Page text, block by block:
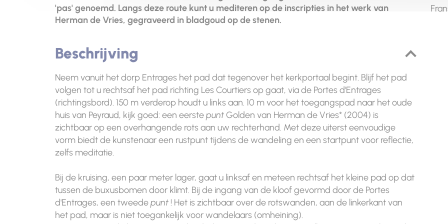
'pas' genoemd. Langs deze route kunt u mediteren op de inscripties in het werk van
Herman de Vries, gegraveerd in bladgoud op de stenen.
Beschrijving
Neem vanuit het dorp Entrages het pad dat tegenover het kerkportaal begint. Blijf het pad
volgen tot u rechtsaf het pad richting Les Courtiers op gaat, via de Portes d'Entrages
(richtingsbord). 150 m verderop houdt u links aan. 10 m voor het toegangspad naar het oude
huis van Peyraud, kijk goed: een eerstepuntGolden van Herman de Vries* (2004) is
zichtbaar op een overhangende rots aan uw rechterhand. Met deze uiterst eenvoudige
vorm biedt de kunstenaar een rustpunt tijdens de wandeling en een startpunt voor reflectie,
zelfs meditatie.
Bij de kruising, een paar meter lager, gaat u linksaf en meteen rechtsaf het kleine pad op dat
tussen de buxusbomen door klimt. Bij de ingang van de kloof gevormd door de Portes
d'Entrages, een tweedepunt! Het is zichtbaar over de rotswanden, aan de linkerkant van
het pad, maar is niet toegankelijk voor wandelaars (omheining).